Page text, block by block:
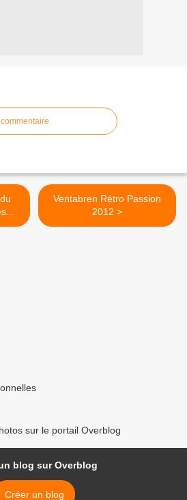
Ventabren Rétro Passion
2012 >
sur le portail Overblog
blog sur Overblog
Créer un blog